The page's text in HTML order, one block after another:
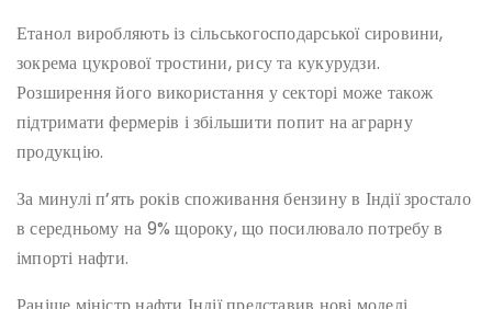
Етанол виробляють із сільськогосподарської сировини,
зокрема цукрової тростини, рису та кукурудзи.
Розширення його використання у секторі може також
підтримати фермерів і збільшити попит на аграрну
продукцію.
За минулі п’ять років споживання бензину в Індії зростало
в середньому на 9% щороку, що посилювало потребу в
імпорті нафти.